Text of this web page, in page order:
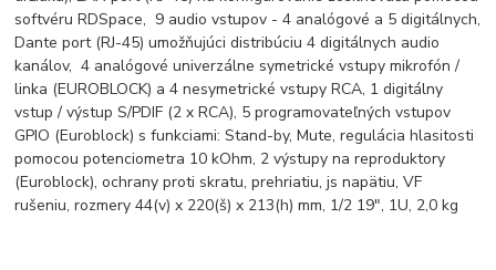
softvéru RDSpace, 9 audio vstupov - 4 analógové a 5 digitálnych,
Dante port (RJ-45) umožňujúci distribúciu 4 digitálnych audio
kanálov, 4 analógové univerzálne symetrické vstupy mikrofón /
linka (EUROBLOCK) a 4 nesymetrické vstupy RCA, 1 digitálny
vstup / výstup S/PDIF (2 x RCA), 5 programovateľných vstupov
GPIO (Euroblock) s funkciami: Stand-by, Mute, regulácia hlasitosti
pomocou potenciometra 10 kOhm, 2 výstupy na reproduktory
(Euroblock), ochrany proti skratu, prehriatiu, js napätiu, VF
rušeniu, rozmery 44(v) x 220(š) x 213(h) mm, 1/2 19", 1U, 2,0 kg